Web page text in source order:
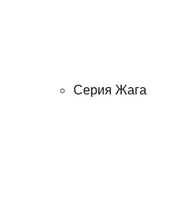
Серия Жага